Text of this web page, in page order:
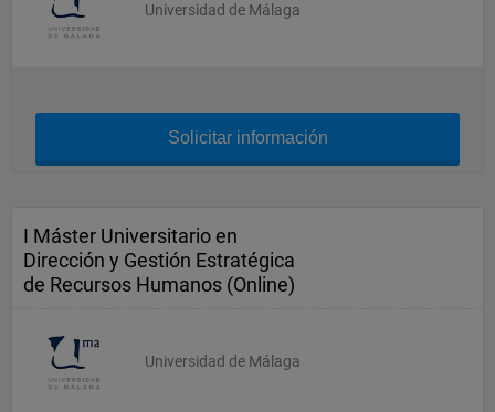
Universidad de Málaga
Solicitar información
I Máster Universitario en
Dirección y Gestión Estratégica
de Recursos Humanos (Online)
Universidad de Málaga